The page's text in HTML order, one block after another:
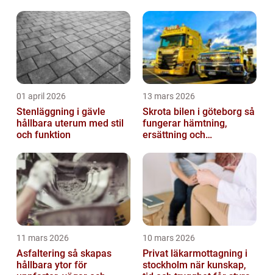
01 april 2026
Stenläggning i gävle
hållbara uterum med stil
och funktion
13 mars 2026
Skrota bilen i göteborg så
fungerar hämtning,
ersättning och
11 mars 2026
Asfaltering så skapas
hållbara ytor för
10 mars 2026
Privat läkarmottagning i
stockholm när kunskap,